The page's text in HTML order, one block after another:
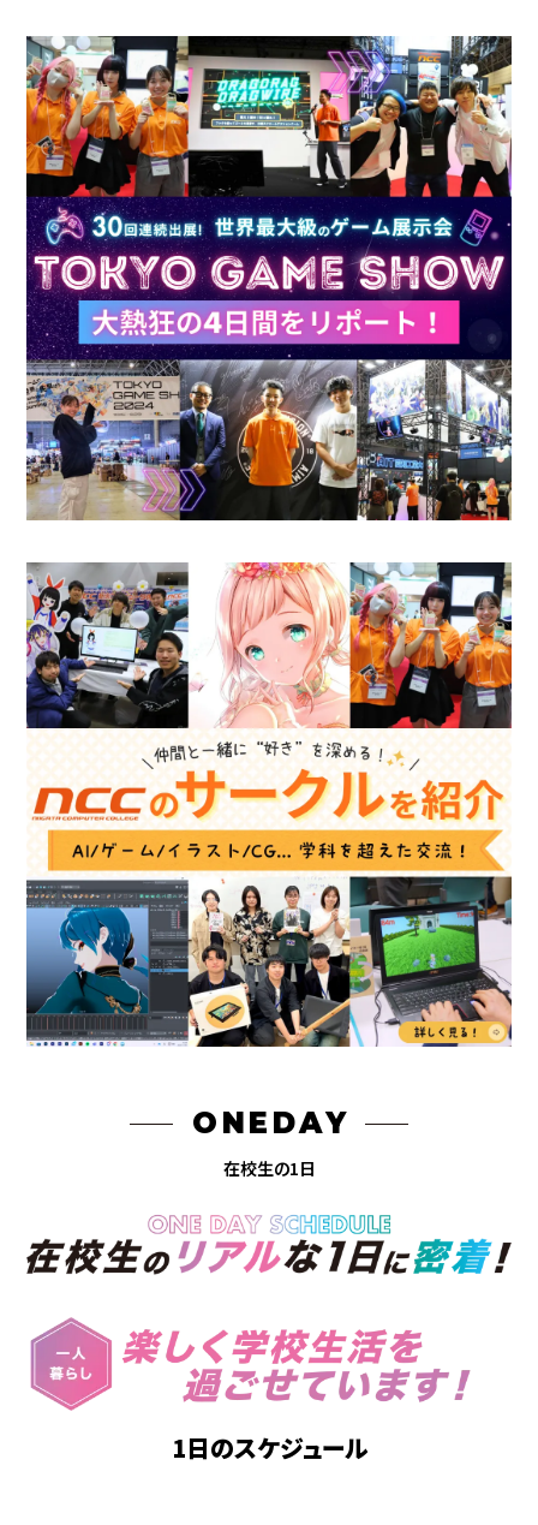
ONEDAY
在校生の1日
1日のスケジュール